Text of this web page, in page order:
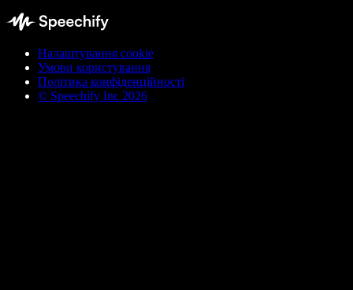
Налаштування cookie
Умови користування
Політика конфіденційності
© Speechify Inc 2026